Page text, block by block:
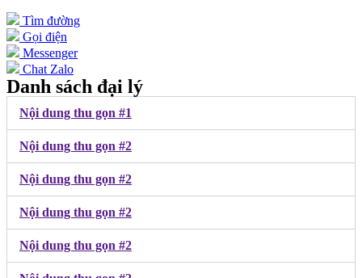
Tìm đường
Gọi điện
Messenger
Chat Zalo
Danh sách đại lý
Nội dung thu gọn #1
Nội dung thu gọn #2
Nội dung thu gọn #2
Nội dung thu gọn #2
Nội dung thu gọn #2